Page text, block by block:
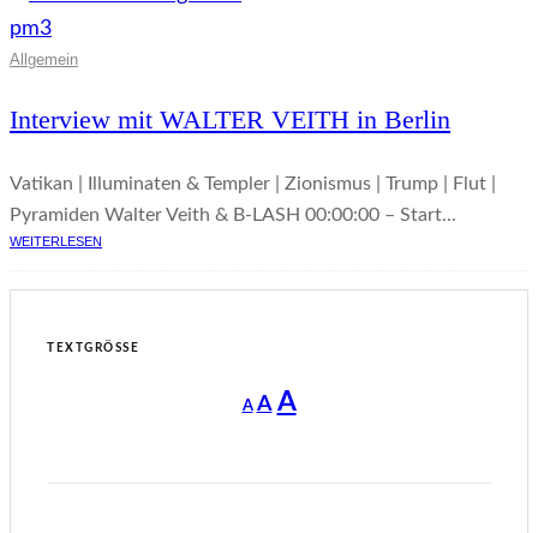
Allgemein
Interview mit WALTER VEITH in Berlin
Vatikan | Illuminaten & Templer | Zionismus | Trump | Flut |
Pyramiden Walter Veith & B-LASH 00:00:00 – Start...
WEITERLESEN
TEXTGRÖSSE
A
Decrease
font
A Reset
AIncrease